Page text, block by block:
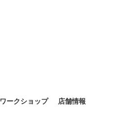
ワークショップ 店舗情報